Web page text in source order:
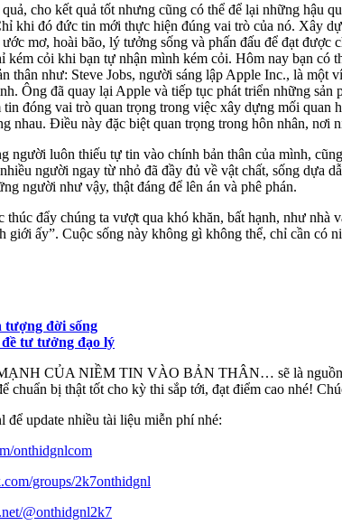
cho kết quả tốt nhưng cũng có thể để lại những hậu
khi đó đức tin mới thực hiện đúng vai trò của nó. Xây
mơ, hoài bão, lý tưởng sống và phấn đấu để đạt
kém cỏi khi bạn tự nhận mình kém cỏi. Hôm nay bạn có
thân như: Steve Jobs, người sáng lập Apple Inc., là
Ông đã quay lại Apple và tiếp tục phát triển những
đóng vai trò quan trọng trong việc xây dựng mối
nhau. Điều này đặc biệt quan trọng trong hôn nhân,
người luôn thiếu tự tin vào chính bản thân của mình,
người ngay từ nhỏ đã đầy đủ về vật chất, sống dựa
người như vậy, thật đáng để lên án và phê phán.
thúc đẩy chúng ta vượt qua khó khăn, bất hạnh, như
giới ấy”. Cuộc sống này không gì không thể, chỉ cần có
tượng đời sống
tư tưởng đạo lý
CỦA NIỀM TIN VÀO BẢN THÂN… sẽ là nguồn
chuẩn bị thật tốt cho kỳ thi sắp tới, đạt điểm cao nhé!
update nhiều tài liệu miễn phí nhé:
onthidgnlcom
groups/2k7onthidgnl
@onthidgnl2k7